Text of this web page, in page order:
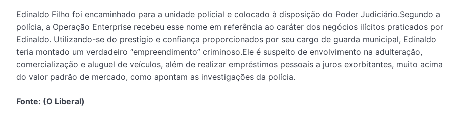
Edinaldo Filho foi encaminhado para a unidade policial e colocado à disposição do Poder Judiciário.Segundo a
polícia, a Operação Enterprise recebeu esse nome em referência ao caráter dos negócios ilícitos praticados por
Edinaldo. Utilizando-se do prestígio e confiança proporcionados por seu cargo de guarda municipal, Edinaldo
teria montado um verdadeiro “empreendimento” criminoso.Ele é suspeito de envolvimento na adulteração,
comercialização e aluguel de veículos, além de realizar empréstimos pessoais a juros exorbitantes, muito acima
do valor padrão de mercado, como apontam as investigações da polícia.
Fonte: (O Liberal)